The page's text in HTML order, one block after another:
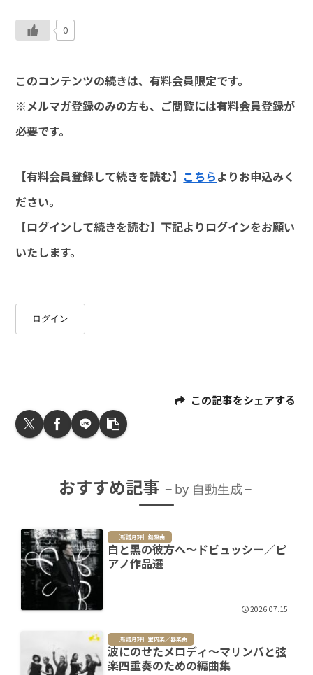
0
このコンテンツの続きは、有料会員限定です。
※メルマガ登録のみの方も、ご閲覧には有料会員登録が
必要です。
【有料会員登録して続きを読む】 こちらよりお申込みく
ださい。
【ログインして続きを読む】下記よりログインをお願い
いたします。
ログイン
この記事をシェアする
おすすめ記事 by 自動生成
［新譜月評］鍵盤曲
白と黒の彼方へ～ドビュッシー／ピ
アノ作品選
2026.07.15
［新譜月評］室内楽／器楽曲
波にのせたメロディ～マリンバと弦
楽四重奏のための編曲集